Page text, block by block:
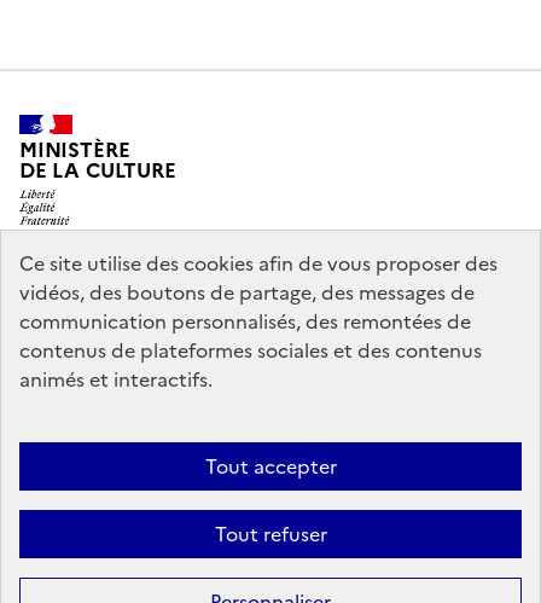
Ce site utilise des cookies afin de vous proposer des
vidéos, des boutons de partage, des messages de
communication personnalisés, des remontées de
contenus de plateformes sociales et des contenus
animés et interactifs.
Tout accepter
Tout refuser
MINISTÈRE
DE LA CULTURE
legifrance.gouv.fr
info.gouv.fr
service-public.gouv.fr
data.gouv.fr
Mentions légales
conforme
Politique d’utilisation des témoins de connexion
Sauf mention contraire, tous les contenus de ce site sont sous